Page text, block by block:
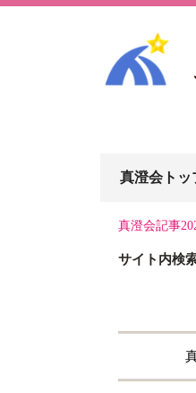
真澄会トッ
真澄会記事
サイト内検